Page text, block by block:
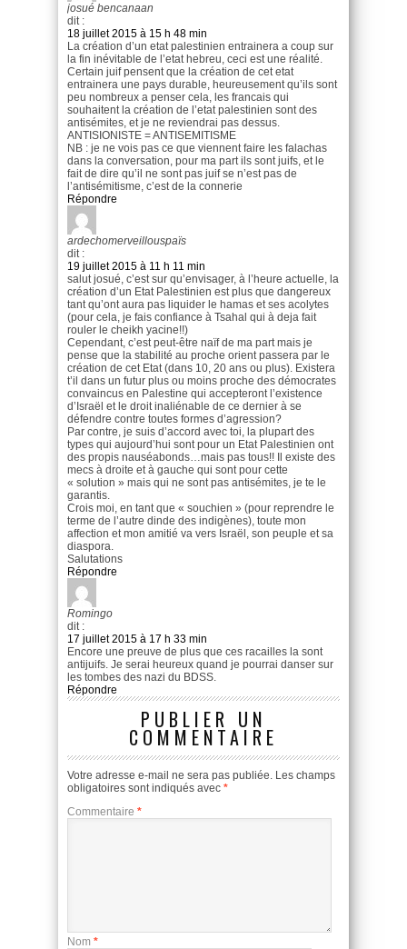
josué bencanaan
dit :
18 juillet 2015 à 15 h 48 min
La création d’un etat palestinien entrainera a coup sur
la fin inévitable de l’etat hebreu, ceci est une réalité.
Certain juif pensent que la création de cet etat
entrainera une pays durable, heureusement qu’ils sont
peu nombreux a penser cela, les francais qui
souhaitent la création de l’etat palestinien sont des
antisémites, et je ne reviendrai pas dessus.
ANTISIONISTE = ANTISEMITISME
NB : je ne vois pas ce que viennent faire les falachas
dans la conversation, pour ma part ils sont juifs, et le
fait de dire qu’il ne sont pas juif se n’est pas de
l’antisémitisme, c’est de la connerie
Répondre
ardechomerveillouspaïs
dit :
19 juillet 2015 à 11 h 11 min
salut josué, c’est sur qu’envisager, à l’heure actuelle, la
création d’un Etat Palestinien est plus que dangereux
tant qu’ont aura pas liquider le hamas et ses acolytes
(pour cela, je fais confiance à Tsahal qui à deja fait
rouler le cheikh yacine!!)
Cependant, c’est peut-être naïf de ma part mais je
pense que la stabilité au proche orient passera par le
création de cet Etat (dans 10, 20 ans ou plus). Existera
t’il dans un futur plus ou moins proche des démocrates
convaincus en Palestine qui accepteront l’existence
d’Israël et le droit inaliénable de ce dernier à se
défendre contre toutes formes d’agression?
Par contre, je suis d’accord avec toi, la plupart des
types qui aujourd’hui sont pour un Etat Palestinien ont
des propis nauséabonds…mais pas tous!! Il existe des
mecs à droite et à gauche qui sont pour cette
« solution » mais qui ne sont pas antisémites, je te le
garantis.
Crois moi, en tant que « souchien » (pour reprendre le
terme de l’autre dinde des indigènes), toute mon
affection et mon amitié va vers Israël, son peuple et sa
diaspora.
Salutations
Répondre
Romingo
dit :
17 juillet 2015 à 17 h 33 min
Encore une preuve de plus que ces racailles la sont
antijuifs. Je serai heureux quand je pourrai danser sur
les tombes des nazi du BDSS.
Répondre
PUBLIER UN
COMMENTAIRE
Votre adresse e-mail ne sera pas publiée. Les champs
obligatoires sont indiqués avec *
Commentaire *
Nom *